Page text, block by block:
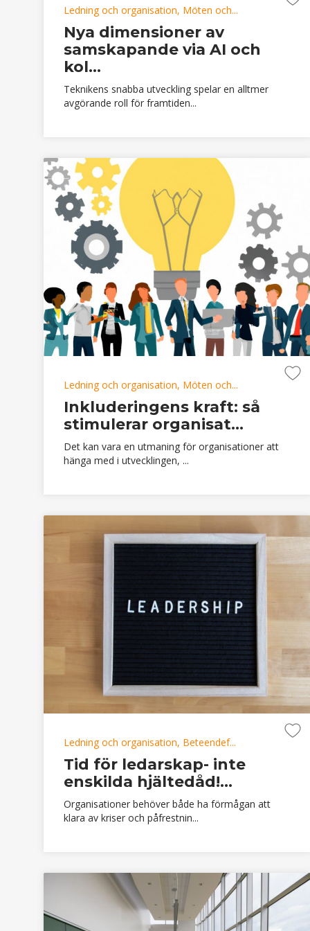
Ledning och organisation, Möten och...
Nya dimensioner av
samskapande via AI och
kol...
Teknikens snabba utveckling spelar en alltmer
avgörande roll för framtiden...
Ledning och organisation, Möten och...
Inkluderingens kraft: så
stimulerar organisat...
Det kan vara en utmaning för organisationer att
hänga med i utvecklingen, ...
Ledning och organisation, Beteendef...
Tid för ledarskap- inte
enskilda hjältedåd!...
Organisationer behöver både ha förmågan att
klara av kriser och påfrestnin...